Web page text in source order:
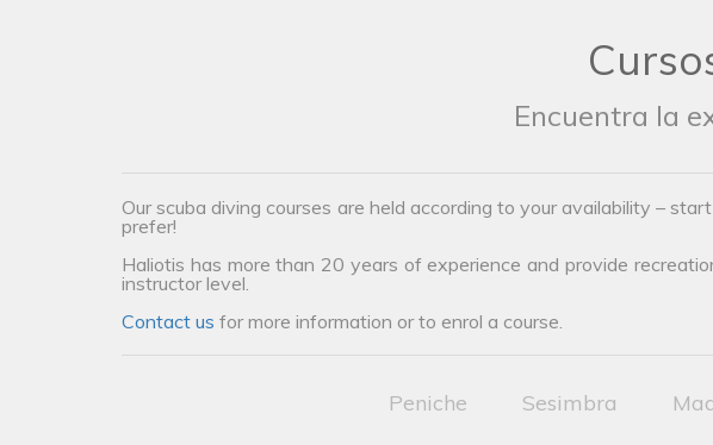
Encuentra la
Our scuba diving courses are held according to your availability –
prefer!
Haliotis has more than 20 years of experience and provide
instructor level.
Contact us for more information or to enrol a course.
Peniche Sesimbra